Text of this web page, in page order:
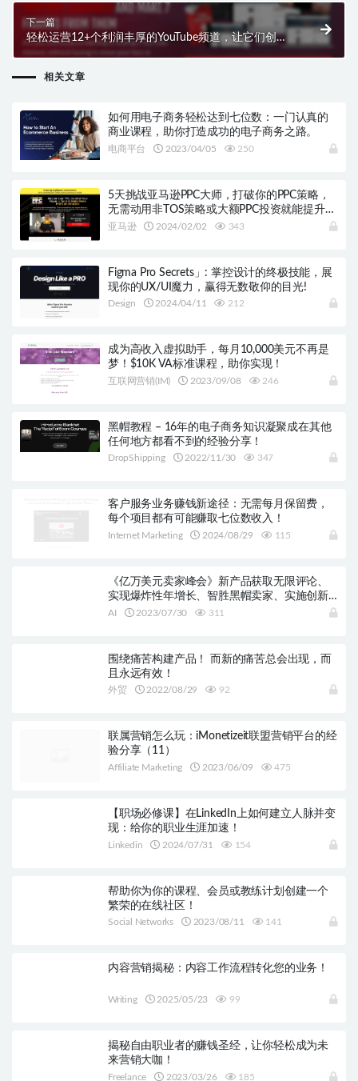
下一篇
轻松运营12+个利润丰厚的YouTube频道，让它们创造
七位数收益
相关文章
如何用电子商务轻松达到七位数：一门认真的
商业课程，助你打造成功的电子商务之路。
电商平台 2023/04/05 250
5天挑战亚马逊PPC大师，打破你的PPC策略，
无需动用非TOS策略或大额PPC投资就能提升利
润！
亚马逊 2024/02/02 343
Figma Pro Secrets」: 掌控设计的终极技能，展
现你的UX/UI魔力，赢得无数敬仰的目光!
Design 2024/04/11 212
成为高收入虚拟助手，每月10,000美元不再是
梦！$10K VA标准课程，助你实现！
互联网营销(IM) 2023/09/08 246
黑帽教程 – 16年的电子商务知识凝聚成在其他
任何地方都看不到的经验分享！
DropShipping 2022/11/30 347
客户服务业务赚钱新途径：无需每月保留费，
每个项目都有可能赚取七位数收入！
Internet Marketing 2024/08/29 115
《亿万美元卖家峰会》新产品获取无限评论、
实现爆炸性年增长、智胜黑帽卖家、实施创新
的PPC策略、构建有利可图的电子邮件列表、利
AI 2023/07/30 311
围绕痛苦构建产品！ 而新的痛苦总会出现，而
且永远有效！
外贸 2022/08/29 92
联属营销怎么玩：iMonetizeit联盟营销平台的经
验分享（11）
Affiliate Marketing 2023/06/09 475
【职场必修课】在LinkedIn上如何建立人脉并变
现：给你的职业生涯加速！
Linkedin 2024/07/31 154
帮助你为你的课程、会员或教练计划创建一个
繁荣的在线社区！
Social Networks 2023/08/11 141
内容营销揭秘：内容工作流程转化您的业务！
Writing 2025/05/23 99
揭秘自由职业者的赚钱圣经，让你轻松成为未
来营销大咖！
Freelance 2023/03/26 185